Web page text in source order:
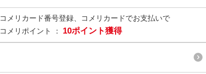
コメリカード番号登録、コメリカードでお支払いで
コメリポイント ： 10ポイント獲得